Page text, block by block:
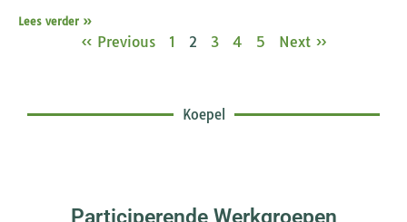
Lees verder »
« Previous 1 2 3 4 5 Next »
Koepel